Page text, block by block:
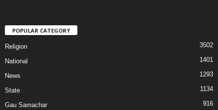
POPULAR CATEGORY
Religion 3502
National 1401
News 1293
State 1134
Gau Samachar 916